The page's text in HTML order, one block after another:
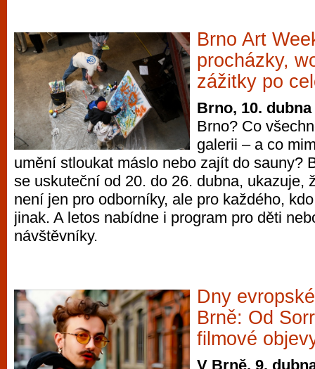
Brno Art
procházky,
zážitky po
Brno, 10. dubna
Brno? Co
galerii – a co
umění stloukat máslo nebo zajít do sauny?
se uskuteční od 20. do 26. dubna, ukazuje,
není jen pro odborníky, ale pro každého,
jinak. A letos nabídne i program pro děti
návštěvníky.
Dny
Brně: Od
filmové
V Brně, 9.